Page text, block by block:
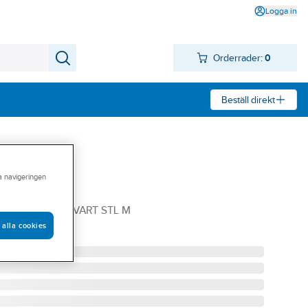
Logga in
Orderrader: 0
Beställ direkt
HALVZIP SVART STL M
navigeringen
alla cookies